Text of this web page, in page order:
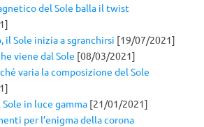
del Sole balla il twist
il Sole inizia a sgranchirsi [19/07/2021]
viene dal Sole [08/03/2021]
varia la composizione del Sole
in luce gamma [21/01/2021]
per l’enigma della corona